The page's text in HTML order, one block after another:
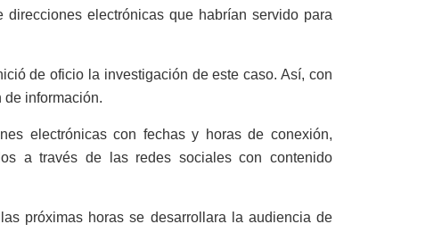
electrónicas que habrían servido para
de oficio la investigación de este caso. Así, con
información.
electrónicas con fechas y horas de conexión,
a través de las redes sociales con contenido
próximas horas se desarrollara la audiencia de